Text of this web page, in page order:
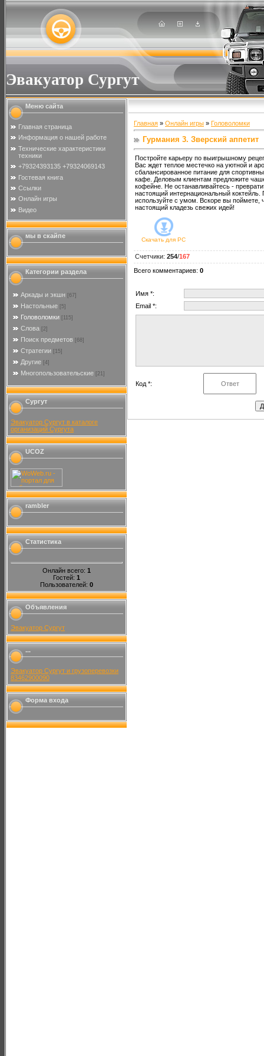
Эвакуатор Сургут
Меню сайта
Главная страница
Информация о нашей работе
Технические характеристики
техники
+79324393135 +79324069143
Гостевая книга
Ссылки
Онлайн игры
Видео
мы в скайпе
Категории раздела
Аркады и экшн [67]
Настольные [5]
Головоломки [115]
Слова [2]
Поиск предметов [68]
Стратегии [15]
Другие [4]
Многопользовательские [21]
Сургут
Эвакуатор Сургут в каталоге
организаций Сургута
UCOZ
rambler
Статистика
Онлайн всего: 1
Гостей: 1
Пользователей: 0
Объявления
Эвакуатор Сургут
...
Эвакуатор Сургут и грузоперевозки
83462900090
Форма входа
Главная » Онлайн игры » Головоломки
Гурмания 3. Зверский аппетит
Постройте карьеру по выигрышному
Вас ждет теплое местечко на уютной и
сбалансированное питание для
кафе. Деловым клиентам предложите
кофейне. Не останавливайтесь -
настоящий интернациональный
используйте с умом. Вскоре вы поймете,
настоящий кладезь свежих идей!
Скачать для PC
Счетчики: 254/167
Всего комментариев: 0
Имя *:
Email *:
Код *: